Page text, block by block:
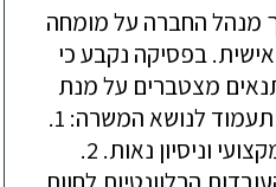
מנהל החברה על מומחה
אישית. בפסיקה נקבע כי
מצטברים על מנת
שהגנה של ייעוץ מקצועי תעמוד לנושא המשרה: 1.
פניה למומחה בעל ידע מקצועי וניסיון נאות. 2.